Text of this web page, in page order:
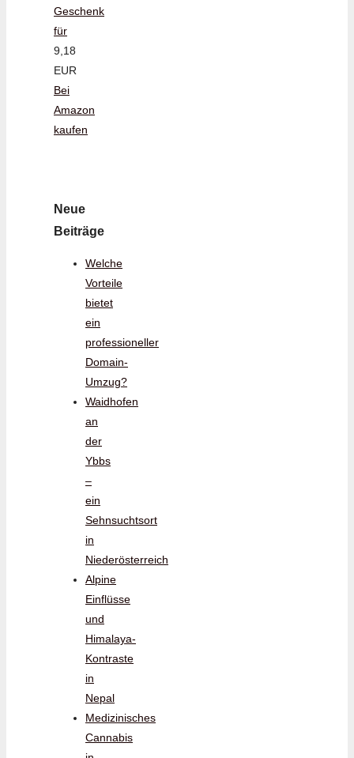
Geschenk
für
9,18
EUR
Bei
Amazon
kaufen
Neue
Beiträge
Welche
Vorteile
bietet
ein
professioneller
Domain-
Umzug?
Waidhofen
an
der
Ybbs
–
ein
Sehnsuchtsort
in
Niederösterreich
Alpine
Einflüsse
und
Himalaya-
Kontraste
in
Nepal
Medizinisches
Cannabis